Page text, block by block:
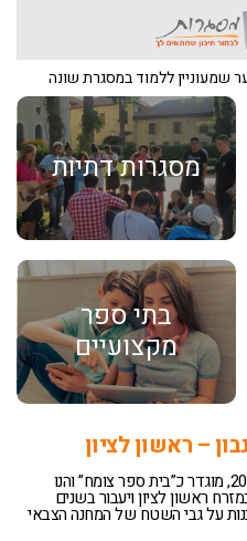
שמעוניין ללמוד במסגרת שונה
מסגרות דתיות
בתי ספר
מקצועיים
– ראשון לציון
מקיף יג ע”ש יצחק נבון, הוקם במרץ 2017, מוגדר כ”בית ספר צומח” והנו
במזרח ראשון לציון ויעבור בשנים
על גבי השטח של המחנה הצבאי